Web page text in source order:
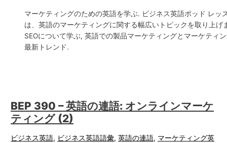
マーケティングのための英語を学ぶ. ビジネス英語ポッド レッ
は、英語のマーケティングに関する幅広いトピックを取り上げ
SEOについて学ぶ, 英語での製品マーケティングとマーケティ
最新トレンド.
BEP 390 – 英語の連語: オンラインマーケ
ティング (2)
ビジネス英語, ビジネス英語語彙,英語の連語, マーケティング英